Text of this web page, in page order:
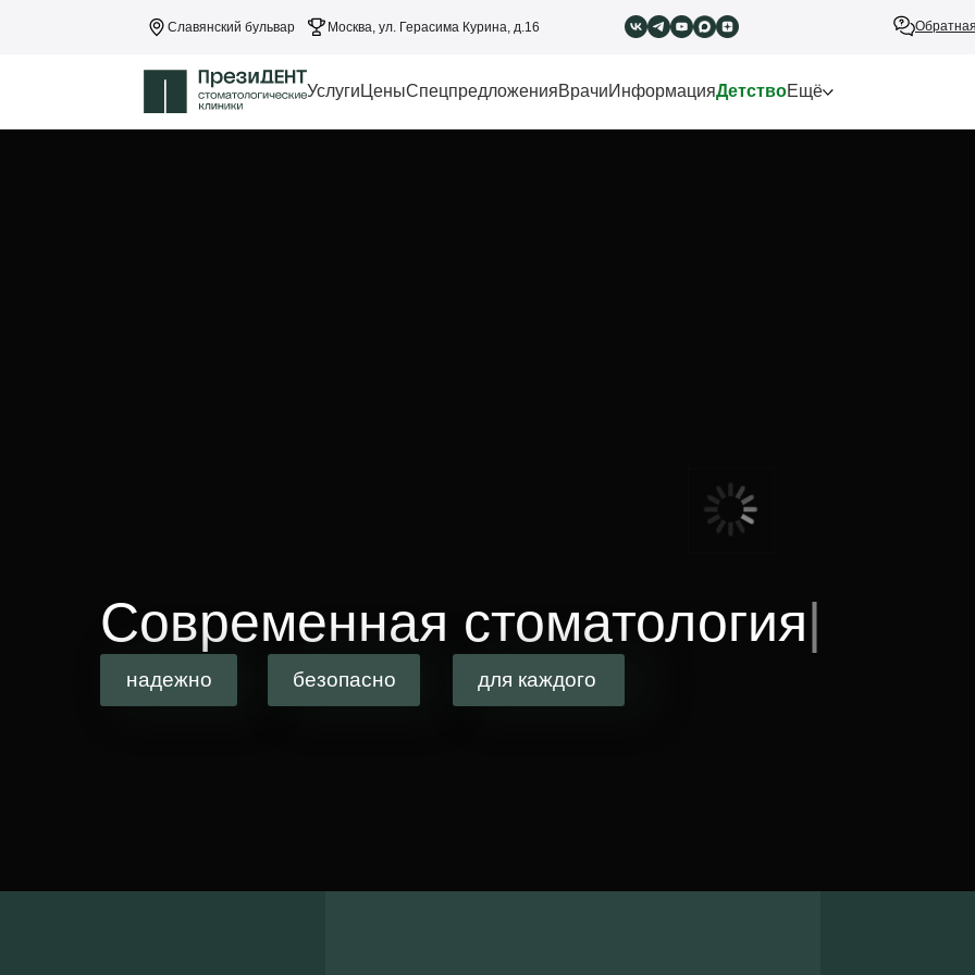
Славянский бульвар Москва, ул. Герасима Курина, д.16
Услуги ЦеныСпецпредложенияВрачиИнформацияДетствоЕщё
Современная стоматология
надежно безопасно для каждого